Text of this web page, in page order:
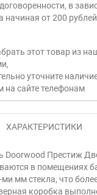
в
начиная от 200 рублей
этот товар из
уточните
на сайте телефонам
ХАРАКТЕРИСТИКИ
Doorwood Престиж
в помещениях
ми мм стекла, что
коробка